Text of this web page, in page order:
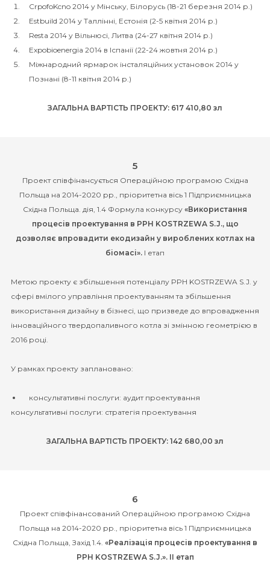
CrpofoKcno 2014 у Мінську, Білорусь (18-21 березня 2014 р.)
Estbuild 2014 у Таллінні, Естонія (2-5 квітня 2014 р.)
Resta 2014 у Вільнюсі, Литва (24-27 квітня 2014 р.)
Expobioenergia 2014 в Іспанії (22-24 жовтня 2014 р.)
Міжнародний ярмарок інсталяційних установок 2014 у
Познані (8-11 квітня 2014 р.)
ЗАГАЛЬНА ВАРТІСТЬ ПРОЕКТУ: 617 410,80 зл
5
Проект співфінансується Операційною програмою Східна
Польща на 2014-2020 рр., пріоритетна вісь 1 Підприємницька
Східна Польща. дія, 1.4 Формула конкурсу «Використання
процесів проектування в PPH KOSTRZEWA S.J., що
дозволяє впровадити екодизайн у вироблених котлах на
біомасі». І етап
Метою проекту є збільшення потенціалу PPH KOSTRZEWA S.J. у
сфері вмілого управління проектуванням та збільшення
використання дизайну в бізнесі, що призведе до впровадження
інноваційного твердопаливного котла зі змінною геометрією в
2016 році.
У рамках проекту заплановано:
консультативні послуги: аудит проектування
консультативні послуги: стратегія проектування
ЗАГАЛЬНА ВАРТІСТЬ ПРОЕКТУ: 142 680,00 зл
6
Проект співфінансований Операційною програмою Східна
Польща на 2014-2020 рр., пріоритетна вісь 1 Підприємницька
Східна Польща, Захід 1.4. «Реалізація процесів проектування в
PPH KOSTRZEWA S.J.». ІІ етап